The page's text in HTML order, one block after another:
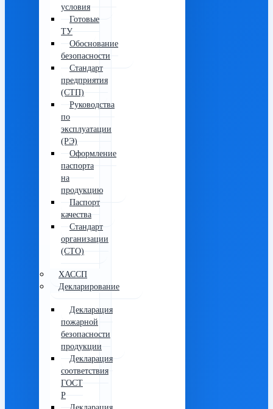
условия
Готовые
ТУ
Обоснование
безопасности
Стандарт
предприятия
(СТП)
Руководства
по
эксплуатации
(РЭ)
Оформление
паспорта
на
продукцию
Паспорт
качества
Стандарт
организации
(СТО)
ХАССП
Декларирование
Декларация
пожарной
безопасности
продукции
Декларация
соответствия
ГОСТ
Р